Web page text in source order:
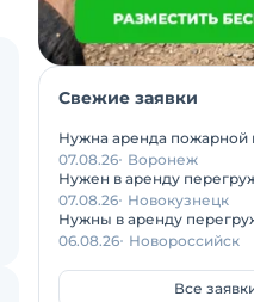
Свежие заявки
Нужна аренда
07.08.26 Воронеж
Нужен в аренду
07.08.26 Новокузнецк
Нужны в аренду
06.08.26 Новороссийск
Все